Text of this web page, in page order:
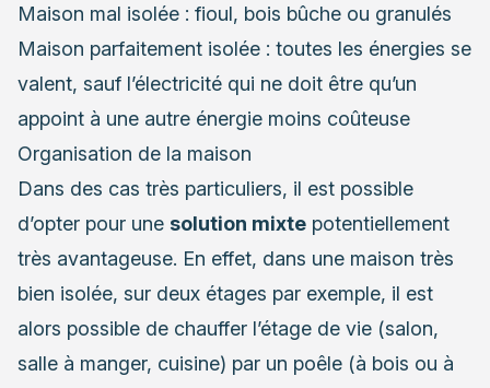
Maison mal isolée : fioul, bois bûche ou granulés
Maison parfaitement isolée : toutes les énergies se
valent, sauf l’électricité qui ne doit être qu’un
appoint à une autre énergie moins coûteuse
Organisation de la maison
Dans des cas très particuliers, il est possible
d’opter pour une solution mixte potentiellement
très avantageuse. En effet, dans une maison très
bien isolée, sur deux étages par exemple, il est
alors possible de chauffer l’étage de vie (salon,
salle à manger, cuisine) par un poêle (à bois ou à